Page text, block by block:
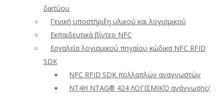
δικτύου
Γενική υποστήριξη υλικού και λογισμικού
Εκπαιδευτικά βίντεο NFC
Εργαλεία λογισμικού πηγαίου κώδικα NFC RFID
SDK
NFC RFID SDK πολλαπλών αναγνωστών
NT4H NTAG® 424 ΛΟΓΙΣΜΙΚΌ ανάγνωσης/